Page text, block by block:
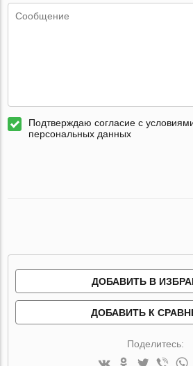
Подтверждаю согласие с
персональных данных
ДОБАВИТЬ В
ДОБАВИТЬ К
Поделитесь: